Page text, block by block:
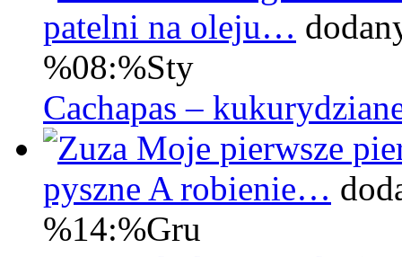
patelni na oleju…
%08:%Sty
Cachapas –
Moje pierwsze
pyszne A robienie…
%14:%Gru